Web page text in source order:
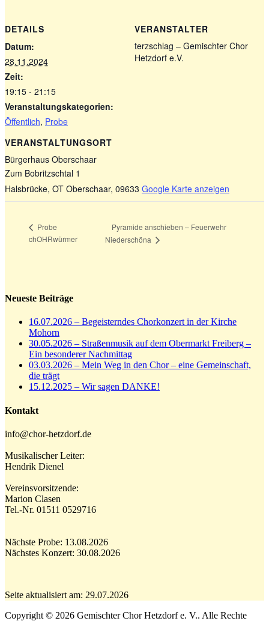
DETAILS
Datum:
28.11.2024
Zeit:
19:15 - 21:15
Veranstaltungskategorien:
Öffentlich, Probe
VERANSTALTUNGSORT
Bürgerhaus Oberschaar
Zum Bobritzschtal 1
Halsbrücke, OT Oberschaar, 09633 Google Karte anzeigen
VERANSTALTER
terzschlag – Gemischter Chor
Hetzdorf e.V.
Probe
chOHRwürmer
Pyramide anschieben – Feuerwehr
Niederschöna
Neueste Beiträge
16.07.2026 – Begeisterndes Chorkonzert in der Kirche
Mohorn
30.05.2026 – Straßenmusik auf dem Obermarkt Freiberg –
Ein besonderer Nachmittag
03.03.2026 – Mein Weg in den Chor – eine Gemeinschaft,
die trägt
15.12.2025 – Wir sagen DANKE!
Kontakt
info@chor-hetzdorf.de
Musikalischer Leiter:
Hendrik Dienel
Vereinsvorsitzende:
Marion Clasen
Tel.-Nr. 01511 0529716
Nächste Probe: 13.08.2026
Nächstes Konzert: 30.08.2026
Seite aktualisiert am: 29.07.2026
Copyright © 2026 Gemischter Chor Hetzdorf e. V.. Alle Rechte